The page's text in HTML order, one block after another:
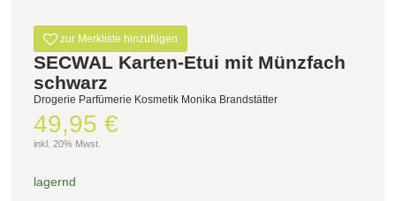
zur Merkliste hinzufügen
SECWAL Karten-Etui mit Münzfach
schwarz
Drogerie Parfümerie Kosmetik Monika Brandstätter
49,95 €
inkl. 20% Mwst.
lagernd